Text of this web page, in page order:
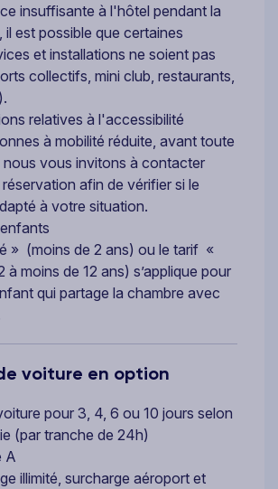
insuffisante à l'hôtel pendant la
il est possible que certaines
et installations ne soient pas
collectifs, mini club, restaurants,
relatives à l'accessibilité
à mobilité réduite, avant toute
vous invitons à contacter
afin de vérifier si le
à votre situation.
» (moins de 2 ans) ou le tarif «
à moins de 12 ans) s’applique pour
qui partage la chambre avec
voiture en option
pour 3, 4, 6 ou 10 jours selon
(par tranche de 24h)
A
illimité, surcharge aéroport et